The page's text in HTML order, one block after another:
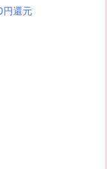
円還元